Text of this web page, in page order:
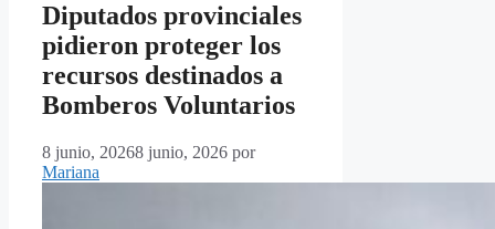
Diputados provinciales
pidieron proteger los
recursos destinados a
Bomberos Voluntarios
8 junio, 20268 junio, 2026 por
Mariana